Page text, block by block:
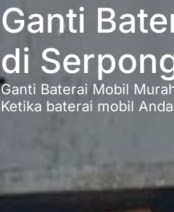
Ganti
di
Ganti Baterai Mobil
Ketika baterai mobil